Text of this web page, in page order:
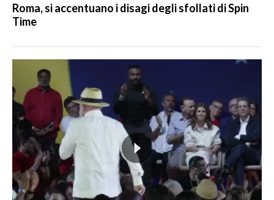
Roma, si accentuano i disagi degli sfollati di Spin
Time